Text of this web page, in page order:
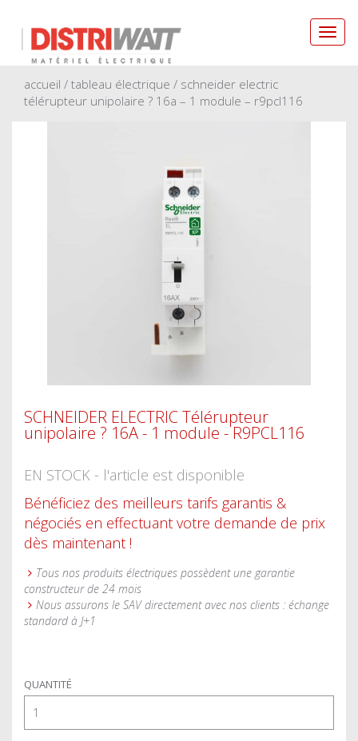
accueil / tableau électrique / schneider electric
télérupteur unipolaire ? 16a – 1 module – r9pcl116
SCHNEIDER ELECTRIC Télérupteur
unipolaire ? 16A - 1 module - R9PCL116
EN STOCK - l'article est disponible
Bénéficiez des meilleurs tarifs garantis &
négociés en effectuant votre demande de prix
dès maintenant !
Tous nos produits électriques possèdent une garantie
constructeur de 24 mois
Nous assurons le SAV directement avec nos clients : échange
standard à J+1
QUANTITÉ